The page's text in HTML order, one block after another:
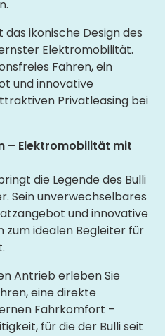
das ikonische Design des
Elektromobilität.
Fahren, ein
und innovative
Privatleasing bei
– Elektromobilität mit
die Legende des Bulli
Sein unverwechselbares
und innovative
zum idealen Begleiter für
Antrieb erleben Sie
eine direkte
Fahrkomfort –
für die der Bulli seit